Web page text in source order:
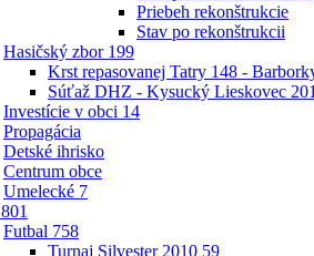
Priebeh rekonštrukcie
Stav po rekonštrukcii
Hasičský zbor 199
Krst repasovanej Tatry 148 -
Súťaž DHZ - Kysucký Lieskovec
Investície v obci 14
Propagácia
Detské ihrisko
Centrum obce
Umelecké 7
801
Futbal 758
Turnaj Silvester 2010 59